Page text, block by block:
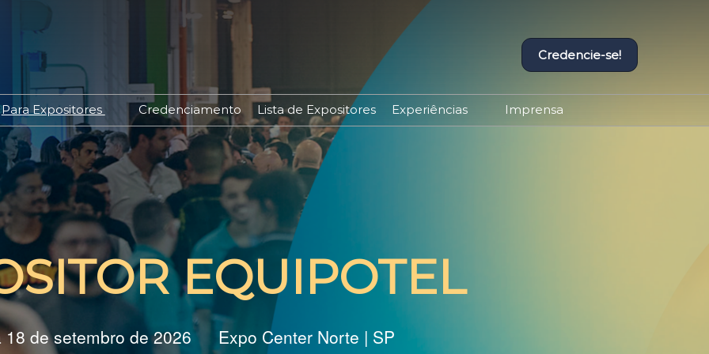
Credencie-se!
Para Expositores
Quero Expor
Já Sou Expositor
Oportunidades de
Patrocínio
Portal do Expositor
Lista de Expositores
Produtos Digitais
Credenciamento Lista de Expositores
Experiências
Imprensa
EQUIPOTEL
18 de setembro de 2026 Expo Center Norte | SP